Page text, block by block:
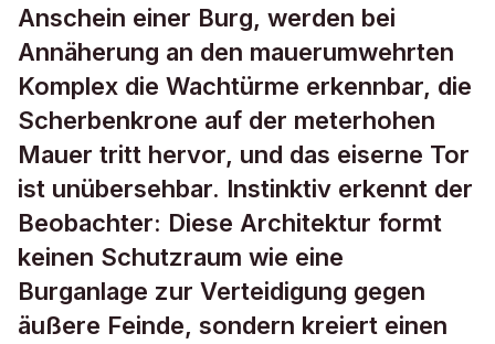
Anschein einer Burg, werden bei
Annäherung an den mauerumwehrten
Komplex die Wachtürme erkennbar, die
Scherbenkrone auf der meterhohen
Mauer tritt hervor, und das eiserne Tor
ist unübersehbar. Instinktiv erkennt der
Beobachter: Diese Architektur formt
keinen Schutzraum wie eine
Burganlage zur Verteidigung gegen
äußere Feinde, sondern kreiert einen